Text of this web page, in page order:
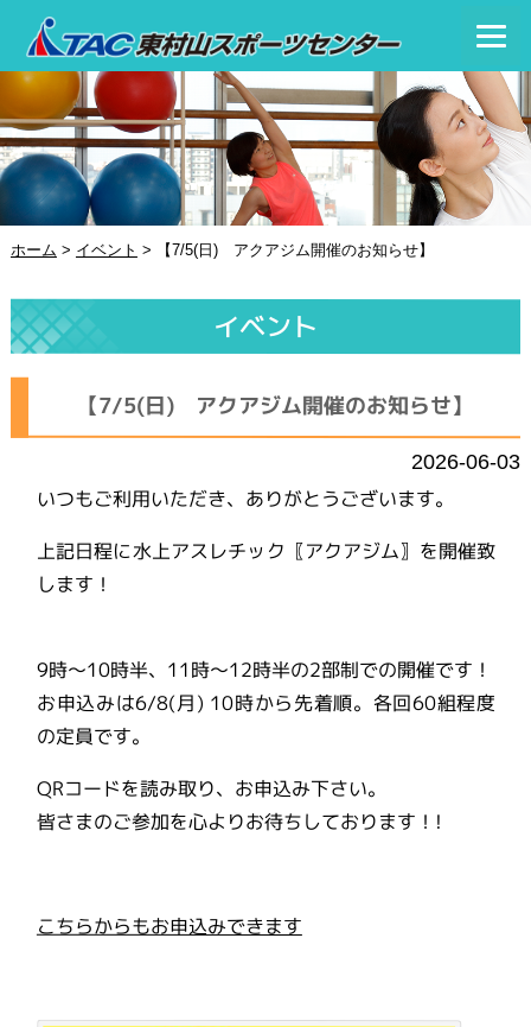
ホーム > イベント > 【7/5(日) アクアジム開催のお知らせ】
イベント
【7/5(日) アクアジム開催のお知らせ】
2026-06-03
いつもご利用いただき、ありがとうございます。
上記日程に水上アスレチック〖アクアジム〗を開催致
します！
9時～10時半、11時～12時半の2部制での開催です！
お申込みは6/8(月) 10時から先着順。各回60組程度
の定員です。
QRコードを読み取り、お申込み下さい。
皆さまのご参加を心よりお待ちしております！!
こちらからもお申込みできます